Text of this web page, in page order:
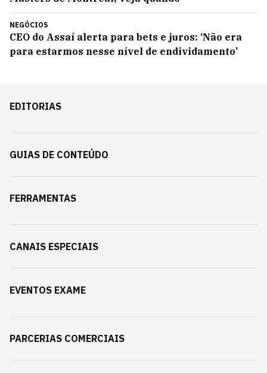
NEGÓCIOS
CEO do Assaí alerta para bets e juros: ‘Não era
para estarmos nesse nível de endividamento’
EDITORIAS
GUIAS DE CONTEÚDO
FERRAMENTAS
CANAIS ESPECIAIS
EVENTOS EXAME
PARCERIAS COMERCIAIS